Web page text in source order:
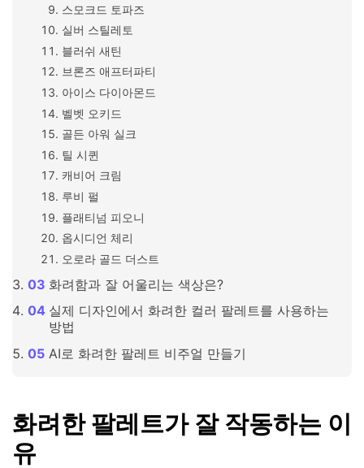
스모크드 토파즈
실버 스틸레토
블러쉬 새틴
브론즈 애프터파티
아이스 다이아몬드
벨벳 오키드
골든 아워 실크
틸 시퀸
캐비어 크림
루비 펄
플래티넘 피오니
옵시디언 체리
오로라 골드 더스트
화려함과 잘 어울리는 색상은?
실제 디자인에서 화려한 컬러 팔레트를 사용하는
방법
AI로 화려한 팔레트 비주얼 만들기
화려한 팔레트가 잘 작동하는 이
유